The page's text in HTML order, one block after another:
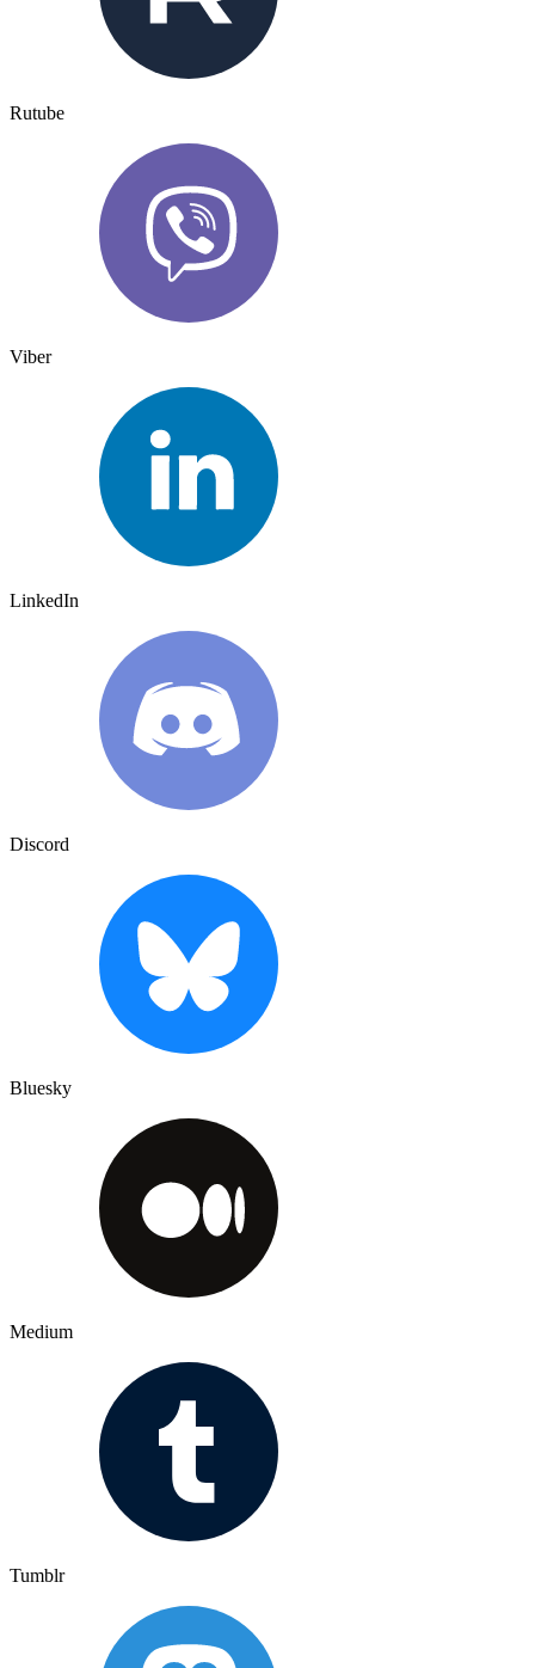
Rutube
Viber
LinkedIn
Discord
Bluesky
Medium
Tumblr